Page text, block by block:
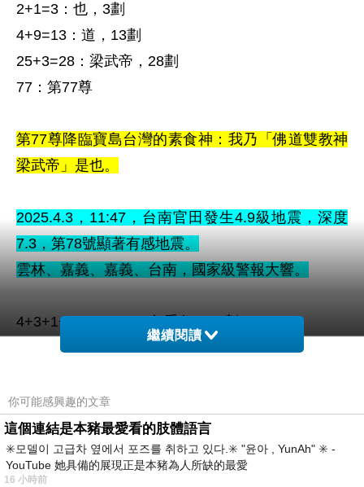
2+1=3 ：也，3劃
4+9=13 ：道，13劃
25+3=28 ：梁武帝，28劃
77 ：第77尊
第77尊降臨寶島台灣的素食神：我乃「佛道雙教神
梁武帝」是也。
2025.4.3 ，11:47，台南官田 發生4.9級地震， 深度
7.3， 第78號顯著有感地震。
雲林、嘉義、嘉義、台南，國家級警報大響。
4+3+1+1+4+7=20
4+9=13
3：也，3劃
78：第78尊
第78尊降臨寶島台灣的素食神：我乃「佛道雙教神
繼續閱讀
你可能感興趣的文章
這個連結是本豬最愛看的肢體語言
✳️모델이 고급차 옆에서 포즈를 취하고 있다.✳️ "윤아 , YunAh" ✳️ -
YouTube 她具備的展現正是本豬為人所缺的最愛
16 小時前